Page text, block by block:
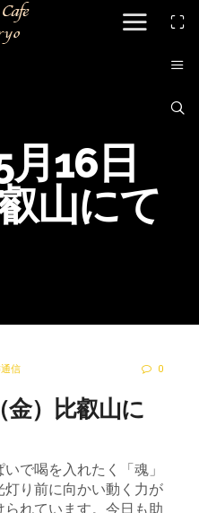
16日
山にて
信 0
金）比叡山に
で喝を入れたく「魂」
灯り前に向かい動く力が
れています。今日も助